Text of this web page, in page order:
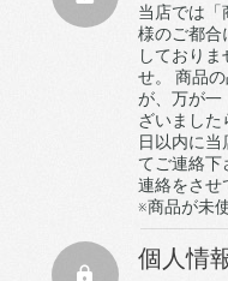
当店では「
様のご都合
しており
せ。 商品
が、万が一
ざいました
日以内に当
てご連絡下
連絡をさせ
※商品が未
個人情